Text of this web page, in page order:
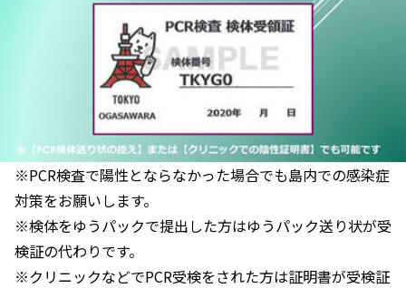
※PCR検査で陽性とならなかった場合でも島内での感染症
対策をお願いします。
※検体をゆうパックで提出した方はゆうパック送り状が受
検証の代わりです。
※クリニックなどでPCR受検をされた方は証明書が受検証